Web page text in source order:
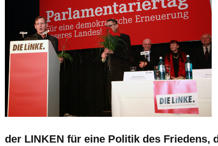
der LINKEN für eine Politik des Friedens,